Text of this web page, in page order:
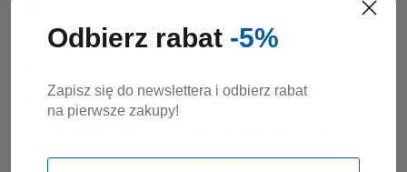
Charakterystyka:
Odbierz rabat -5%
Zapisz się do newslettera i odbierz rabat
na pierwsze zakupy!